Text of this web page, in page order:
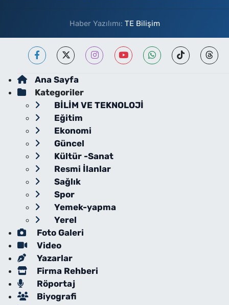
Haber Yazılımı: TE Bilişim
Ana Sayfa
Kategoriler
BİLİM VE TEKNOLOJİ
Eğitim
Ekonomi
Güncel
Kültür -Sanat
Resmi İlanlar
Sağlık
Spor
Yemek-yapma
Yerel
Foto Galeri
Video
Yazarlar
Firma Rehberi
Röportaj
Biyografi